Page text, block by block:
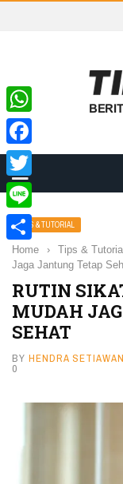
TIPS & TUTORIAL
Home › Tips & Tutorial
Jaga Jantung Tetap
RUTIN
MUDAH
SEHAT
BY HENDRA SETIAWAN
0
WhatsApp
Facebook
Twitter
Line
Share